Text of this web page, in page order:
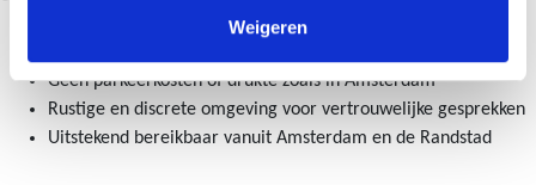
Weigeren
Geen parkeerkosten of drukte zoals in Amsterdam
Rustige en discrete omgeving voor vertrouwelijke gesprekken
Uitstekend bereikbaar vanuit Amsterdam en de Randstad